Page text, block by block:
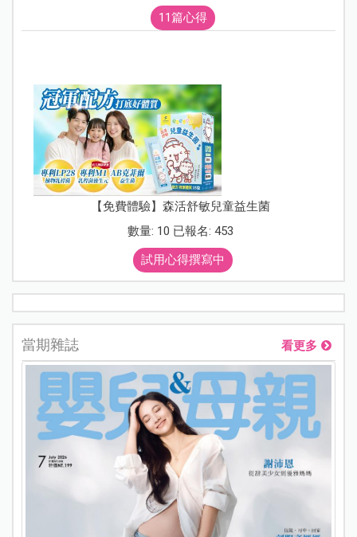
11篇心得
【免費體驗】森活舒敏兒童益生菌
數量: 10 已報名: 453
試用心得撰寫中
當期雜誌 看更多